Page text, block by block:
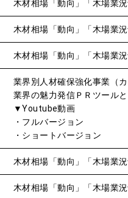
木材相場「動向」「木場業
木材相場「動向」「木場業
木材相場「動向」「木場業
業界別人材確保強化事業（カ
業界の魅力発信ＰＲツール
▼Youtube動画
・フルバージョン
・ショートバージョン
木材相場「動向」「木場業
木材相場「動向」「木場業